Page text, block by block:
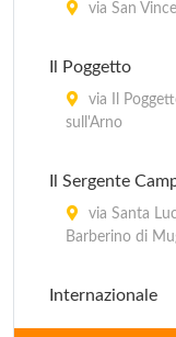
via San
Il Poggetto
via Il
sull'Arno
Il Sergente
via Santa
Barberino di
Internazionale
via San